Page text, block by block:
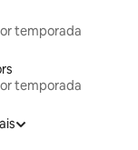
temporada
temporada